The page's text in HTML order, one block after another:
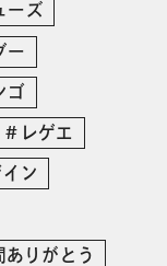
ーズ
ー
ゴ
レゲエ
ン
りがとう